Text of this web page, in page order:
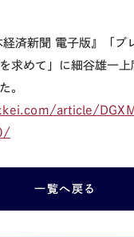
済新聞 電子版』「ブ
求めて」に細谷雄一
。
article/
一覧へ戻る